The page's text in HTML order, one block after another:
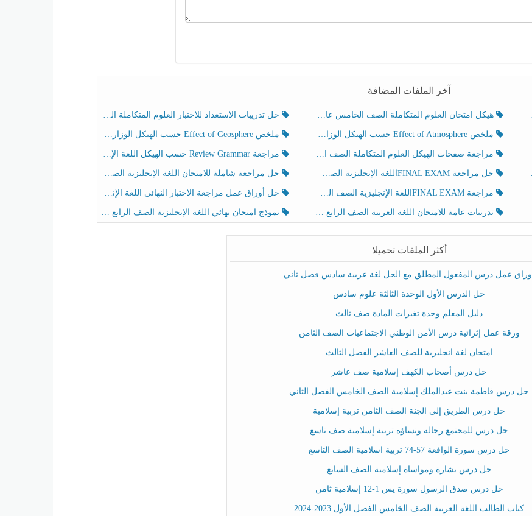
آخر الملفات المضافة
هيكل امتحان العلوم المتكاملة الصف الخامس عام الفصل الدراسي الثالث 2025-2026 حل تدريبات الاستعداد للاختبار العلوم المتكاملة الصف الخامس عام الفصل الثالث
ملخص Effect of Atmosphere حسب الهيكل الوزاري العلوم المتكاملة الصف الخامس انسبير الفصل الثالث ملخص Effect of Geosphere حسب الهيكل الوزاري العلوم المتكاملة الصف الخامس انسبير الفصل الثالث
مراجعة صفحات الهيكل العلوم المتكاملة الصف الخامس انسبير الفصل الثالث مراجعة Review Grammar حسب الهيكل اللغة الإنجليزية الصف الخامس الفصل الثالث
حل مراجعة FINAL EXAMاللغة الإنجليزية الصف الخامس الفصل الثالث حل مراجعة شاملة للامتحان اللغة الإنجليزية الصف الخامس الفصل الثالث
مراجعة FINAL EXAMاللغة الإنجليزية الصف الخامس الفصل الثالث حل أوراق عمل مراجعة الاختبار النهائي اللغة الإنجليزية الصف الرابع الفصل الثالث
تدريبات عامة للامتحان اللغة العربية الصف الرابع الفصل الثالث نموذج امتحان نهائي اللغة الإنجليزية الصف الرابع الفصل الثالث
أكثر الملفات تحميلا
أوراق عمل درس المفعول المطلق مع الحل لغة عربية سادس فصل ثاني
حل الدرس الأول الوحدة الثالثة علوم سادس
دليل المعلم وحدة تغيرات المادة صف ثالث
ورقة عمل إثرائية درس الأمن الوطني الاجتماعيات الصف الثامن
امتحان لغة انجليزية للصف العاشر الفصل الثالث
حل درس أصحاب الكهف إسلامية صف عاشر
حل درس فاطمة بنت عبدالملك إسلامية الصف الخامس الفصل الثاني
حل درس الطريق إلى الجنة الصف الثامن تربية إسلامية
حل درس للمجتمع رجاله ونساؤه تربية إسلامية صف تاسع
حل درس سورة الواقعة 57-74 تربية اسلامية الصف التاسع
حل درس بشارة ومواساة إسلامية الصف السابع
حل درس صدق الرسول سورة يس 1-12 إسلامية ثامن
كتاب الطالب اللغة العربية الصف الخامس الفصل الأول 2023-2024